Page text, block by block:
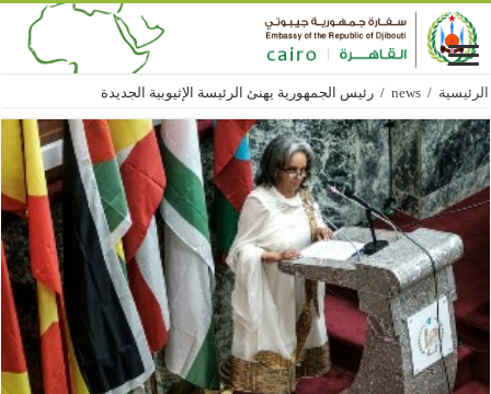
الرئيسية /
news
/ رئيس الجمهورية يهنئ الرئيسة الإثيوبية الجديدة